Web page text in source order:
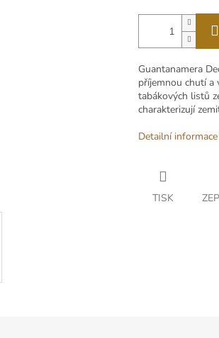
Guantanamera
příjemnou chutí a
tabákových listů
charakterizují
Detailní informace
TISK